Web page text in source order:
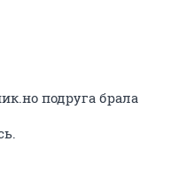
подруга брала